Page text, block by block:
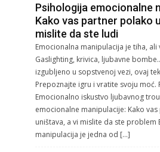
Psihologija emocionalne
Kako vas partner polako
mislite da ste ludi
Emocionalna manipulacija je tiha, ali
Gaslighting, krivica, ljubavne
izgubljeno u sopstvenoj vezi, ovaj
Prepoznajte igru i vratite svoju moć.
Emocionalno iskustvo ljubavnog
emocionalne manipulacije: Kako
uništava, a vi mislite da ste problem
manipulacija je jedna od […]